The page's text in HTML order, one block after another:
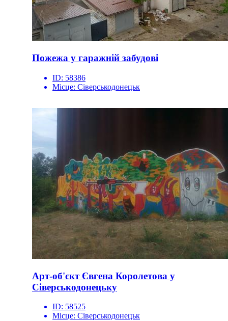
Пожежа у гаражній забудові
ID: 58386
Місце: Сіверськодонецьк
Арт-об'єкт Євгена Королетова у
Сіверськодонецьку
ID: 58525
Місце: Сіверськодонецьк